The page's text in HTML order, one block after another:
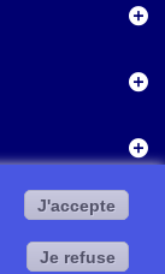
J'accepte
Je refuse